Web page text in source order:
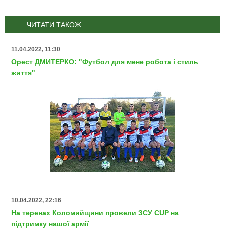
ЧИТАТИ ТАКОЖ
11.04.2022, 11:30
Орест ДМИТЕРКО: "Футбол для мене робота і стиль
життя"
10.04.2022, 22:16
На теренах Коломийщини провели ЗСУ CUP на
підтримку нашої армії